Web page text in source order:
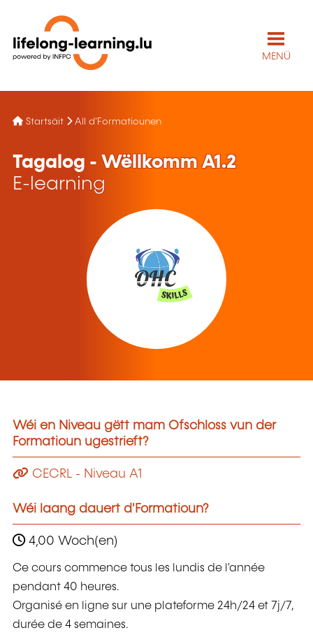
MENÜ
Startsäit All d'Formatiounen
Tagalog - Wëllkomm A1.2
E-learning
Wéi en Niveau gëtt mam Ofschloss vun der
Formatioun ugestrieft?
CECRL - Niveau A1
Wéi laang dauert d'Formatioun?
4,00 Woch(en)
Ce cours commence tous les lundis de l'année
pendant 40 heures.
Organisé en ligne sur une plateforme 24h/24 et 7j/7,
durée de 4 semaines.